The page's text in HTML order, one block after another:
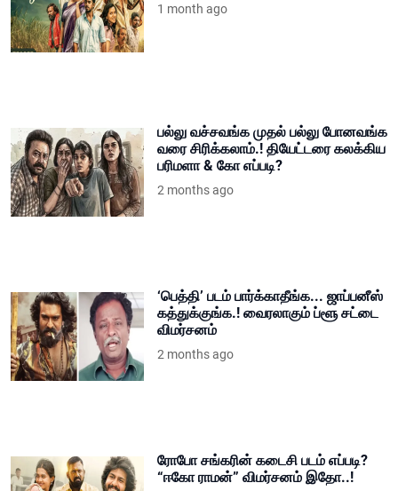
1 month ago
பல்லு வச்சவங்க முதல் பல்லு போனவங்க
வரை சிரிக்கலாம்.! தியேட்டரை கலக்கிய
பரிமளா & கோ எப்படி?
2 months ago
‘பெத்தி’ படம் பார்க்காதீங்க... ஜாப்பனீஸ்
கத்துக்குங்க.! வைரலாகும் ப்ளூ சட்டை
விமர்சனம்
2 months ago
ரோபோ சங்கரின் கடைசி படம் எப்படி?
“ஈகோ ராமன்” விமர்சனம் இதோ..!